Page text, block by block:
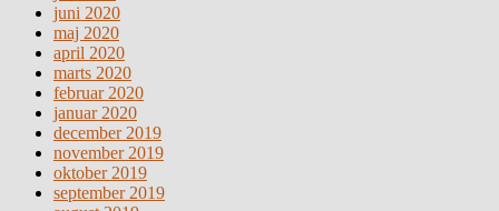
juni 2020
maj 2020
april 2020
marts 2020
februar 2020
januar 2020
december 2019
november 2019
oktober 2019
september 2019